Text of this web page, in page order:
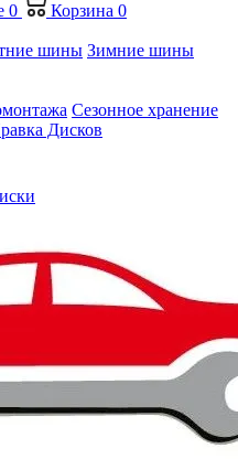
0 Корзина 0
шины Зимние шины
Сезонное хранение
Дисков